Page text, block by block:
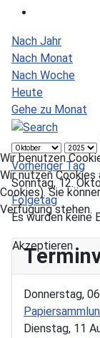
Nach Jahr
Nach Monat
Nach Woche
Heute
Gehe zu Monat
Vorheriger Tag
Sonntag, 12.
Folgetag
Es wurden keine
Donnerstag,
Dienstag, 11
Wir benutzen
Wir nutzen
Cookies). Sie
Verfügung stehen.
Akzeptieren